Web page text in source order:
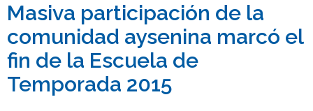
Funcionarias/os
Egresadas/os
Masiva participación de la
comunidad aysenina marcó el
fin de la Escuela de
Temporada 2015